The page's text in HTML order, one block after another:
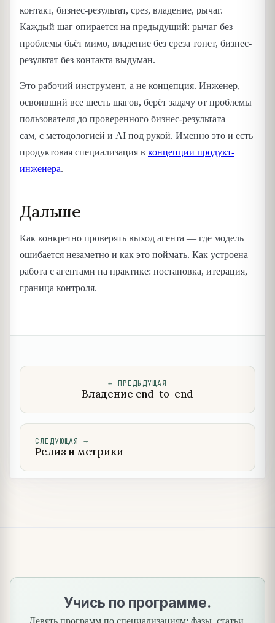
контакт, бизнес-результат, срез, владение, рычаг.
Каждый шаг опирается на предыдущий: рычаг без
проблемы бьёт мимо, владение без среза тонет, бизнес-
результат без контакта выдуман.
Это рабочий инструмент, а не концепция. Инженер,
освоивший все шесть шагов, берёт задачу от проблемы
пользователя до проверенного бизнес-результата —
сам, с методологией и AI под рукой. Именно это и есть
продуктовая специализация в концепции продукт-
инженера.
Дальше
Как конкретно проверять выход агента — где модель
ошибается незаметно и как это поймать. Как устроена
работа с агентами на практике: постановка, итерация,
граница контроля.
← ПРЕДЫДУЩАЯ
Владение end-to-end
СЛЕДУЮЩАЯ →
Релиз и метрики
Учись по программе.
Девять программ по специализациям: фазы, статьи,